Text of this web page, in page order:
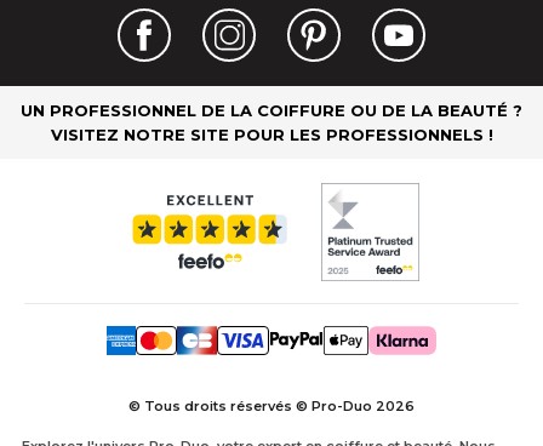
UN PROFESSIONNEL DE LA COIFFURE OU DE LA BEAUTÉ ?
VISITEZ NOTRE SITE POUR LES PROFESSIONNELS !
© Tous droits réservés © Pro-Duo 2026